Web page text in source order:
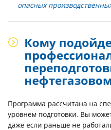
опасных
Кому
Программа рассчитана на
уровнем подготовки. Вы
даже если раньше не